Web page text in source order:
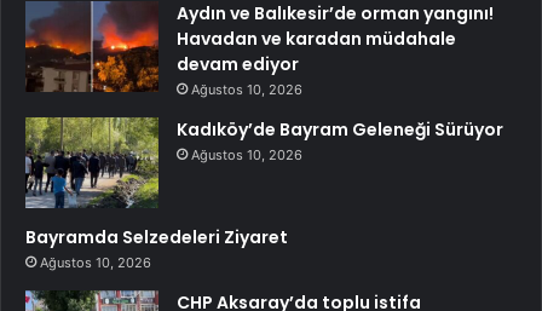
Aydın ve Balıkesir’de orman yangını!
Havadan ve karadan müdahale
devam ediyor
Ağustos 10, 2026
Kadıköy’de Bayram Geleneği Sürüyor
Ağustos 10, 2026
Bayramda Selzedeleri Ziyaret
Ağustos 10, 2026
CHP Aksaray’da toplu istifa